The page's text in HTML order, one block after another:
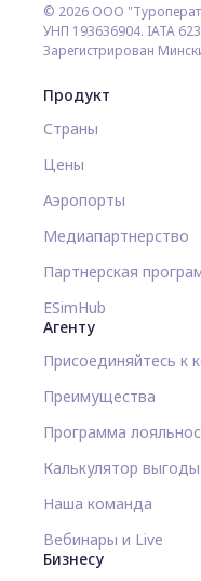
© 2026 ООО
УНП 193636904. IATA
Зарегистрирован
Продукт
Страны
Цены
Аэропорты
Медиапартнерство
Партнерская
ESimHub
Агенту
Присоединяйтесь к
Преимущества
Программа
Калькулятор выгоды
Наша команда
Вебинары и Live
Бизнесу